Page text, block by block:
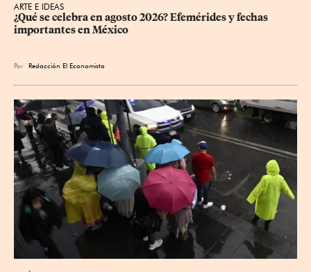
ARTE E IDEAS
¿Qué se celebra en agosto 2026? Efemérides y fechas
importantes en México
Por Redacción El Economista